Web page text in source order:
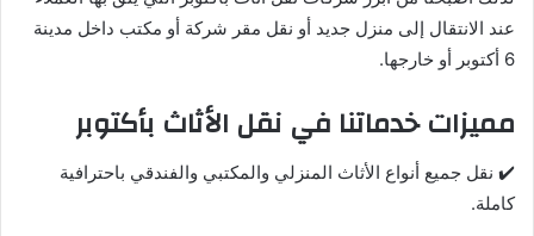
عند الانتقال إلى منزل جديد أو نقل مقر شركة أو مكتب داخل مدينة
6 أكتوبر أو خارجها.
مميزات خدماتنا في نقل الأثاث بأكتوبر
✔️ نقل جميع أنواع الأثاث المنزلي والمكتبي والفندقي باحترافية
كاملة.